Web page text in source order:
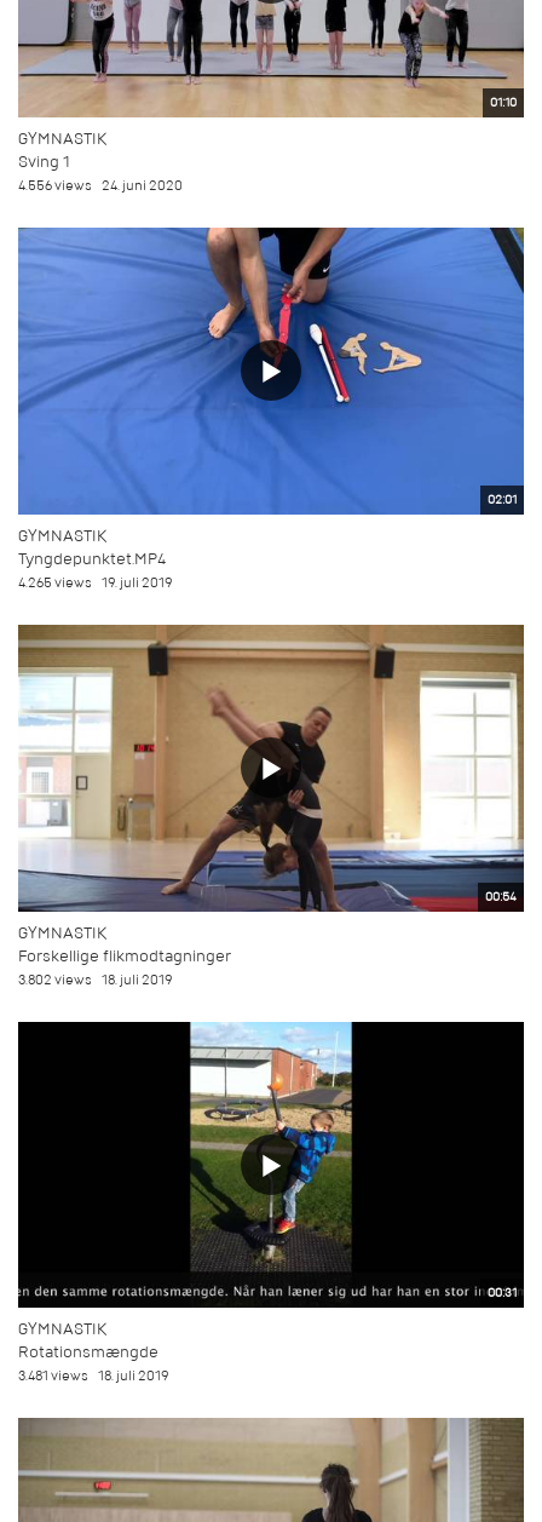
01:10
GYMNASTIK
Sving 1
4.556 views 24. juni 2020
02:01
GYMNASTIK
Tyngdepunktet.MP4
4.265 views 19. juli 2019
00:54
GYMNASTIK
Forskellige flikmodtagninger
3.802 views 18. juli 2019
00:31
GYMNASTIK
Rotationsmængde
3.481 views 18. juli 2019